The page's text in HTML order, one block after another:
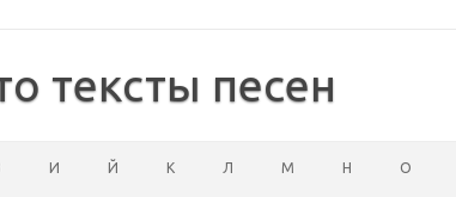
тексты песен
И Й К Л М Н О